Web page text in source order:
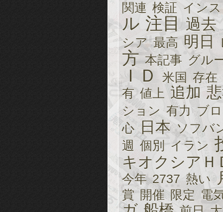
関連 検証 イン
ル 注目 過去
シア 最高 明日
方 本記事 グル
ＩＤ 米国 存在
有 値上 追加
ション 有力 ブロ
心 日本 ソフバ
週 個別 イラン
キオクシアＨ
今年 2737 熱い
賞 開催 限定 電